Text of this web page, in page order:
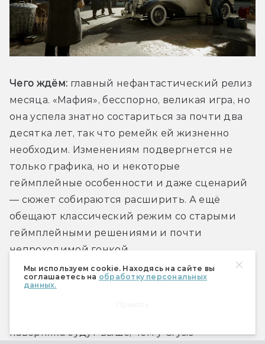
Мы используем cookie. Находясь на сайте вы
соглашаетесь на обработку персональных
данных.
Чего ждём: главный нефантастический релиз
месяца. «Мафия», бесспорно, великая игра, но
она успела знатно состариться за почти два
десятка лет, так что ремейк ей жизненно
необходим. Изменениям подвергнется не
только графика, но и некоторые
геймплейные особенности и даже сценарий
— сюжет собираются расширить. А ещё
обещают классический режим со старыми
геймплейными решениями и почти
непроходимой гонкой.
Выглядит игра отлично, но после кошмарного
наверняка будут выше, чем у Crysis